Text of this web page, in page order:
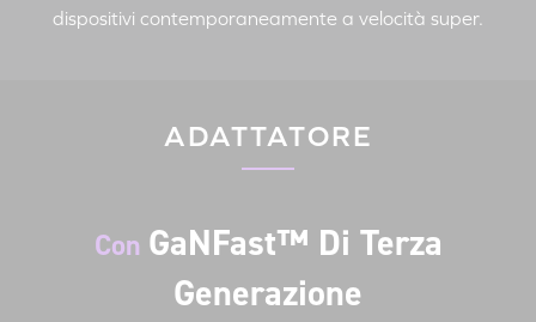
dispositivi contemporaneamente a velocità super.
ADATTATORE
Con GaNFast™ Di Terza
Generazione